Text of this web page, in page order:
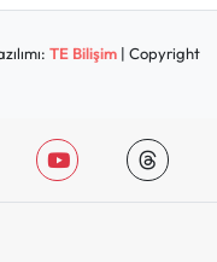
TE Bilişim| Copyright